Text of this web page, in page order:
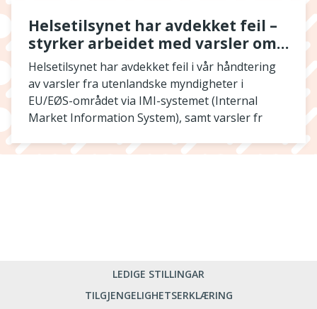
Helsetilsynet har avdekket feil –
styrker arbeidet med varsler om
utenlandske autorisasjonstap
Helsetilsynet har avdekket feil i vår håndtering
av varsler fra utenlandske myndigheter i
EU/EØS-området via IMI-systemet (Internal
Market Information System), samt varsler fr
LEDIGE STILLINGAR
TILGJENGELIGHETSERKLÆRING